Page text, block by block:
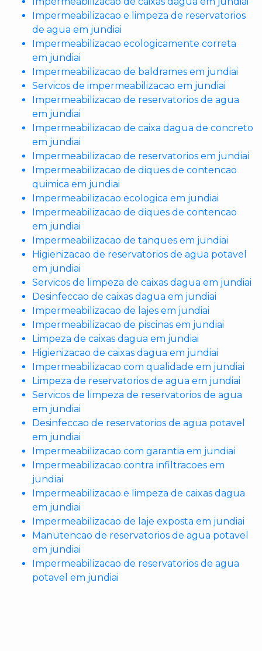
Impermeabilizacao e limpeza de reservatorios
de agua em jundiai
Impermeabilizacao ecologicamente correta
em jundiai
Impermeabilizacao de baldrames em jundiai
Servicos de impermeabilizacao em jundiai
Impermeabilizacao de reservatorios de agua
em jundiai
Impermeabilizacao de caixa dagua de concreto
em jundiai
Impermeabilizacao de reservatorios em jundiai
Impermeabilizacao de diques de contencao
quimica em jundiai
Impermeabilizacao ecologica em jundiai
Impermeabilizacao de diques de contencao
em jundiai
Impermeabilizacao de tanques em jundiai
Higienizacao de reservatorios de agua potavel
em jundiai
Servicos de limpeza de caixas dagua em jundiai
Desinfeccao de caixas dagua em jundiai
Impermeabilizacao de lajes em jundiai
Impermeabilizacao de piscinas em jundiai
Limpeza de caixas dagua em jundiai
Higienizacao de caixas dagua em jundiai
Impermeabilizacao com qualidade em jundiai
Limpeza de reservatorios de agua em jundiai
Servicos de limpeza de reservatorios de agua
em jundiai
Desinfeccao de reservatorios de agua potavel
em jundiai
Impermeabilizacao com garantia em jundiai
Impermeabilizacao contra infiltracoes em
jundiai
Impermeabilizacao e limpeza de caixas dagua
em jundiai
Impermeabilizacao de laje exposta em jundiai
Manutencao de reservatorios de agua potavel
em jundiai
Impermeabilizacao de reservatorios de agua
potavel em jundiai